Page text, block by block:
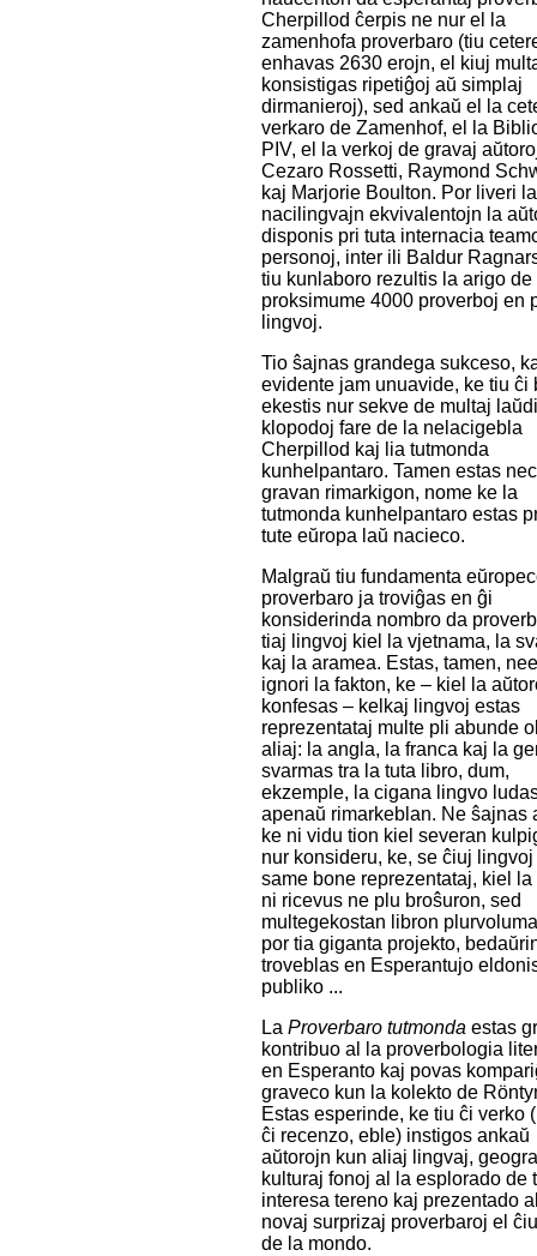
Cherpillod ĉerpis ne nur el la
zamenhofa proverbaro (tiu
enhavas 2630 erojn, el kiuj
konsistigas ripetiĝoj aŭ simplaj
dirmanieroj), sed ankaŭ el la
verkaro de Zamenhof, el la
PIV, el la verkoj de gravaj
Cezaro Rossetti, Raymond
kaj Marjorie Boulton. Por liveri la
nacilingvajn ekvivalentojn la
disponis pri tuta internacia
personoj, inter ili Baldur
tiu kunlaboro rezultis la arigo de
proksimume 4000 proverboj en
lingvoj.
Tio ŝajnas grandega sukceso,
evidente jam unuavide, ke tiu ĉi
ekestis nur sekve de multaj
klopodoj fare de la nelacigebla
Cherpillod kaj lia tutmonda
kunhelpantaro. Tamen estas
gravan rimarkigon, nome ke la
tutmonda kunhelpantaro estas
tute eŭropa laŭ nacieco.
Malgraŭ tiu fundamenta
proverbaro ja troviĝas en ĝi
konsiderinda nombro da
tiaj lingvoj kiel la vjetnama, la
kaj la aramea. Estas, tamen,
ignori la fakton, ke – kiel la
konfesas – kelkaj lingvoj estas
reprezentataj multe pli abunde
aliaj: la angla, la franca kaj la
svarmas tra la tuta libro, dum,
ekzemple, la cigana lingvo
apenaŭ rimarkeblan. Ne ŝajnas
ke ni vidu tion kiel severan
nur konsideru, ke, se ĉiuj
same bone reprezentataj, kiel la
ni ricevus ne plu broŝuron, sed
multegekostan libron
por tia giganta projekto,
troveblas en Esperantujo
publiko ...
LaProverbaro tutmonda estas
kontribuo al la proverbologia
en Esperanto kaj povas
graveco kun la kolekto de
Estas esperinde, ke tiu ĉi verko
ĉi recenzo, eble) instigos ankaŭ
aŭtorojn kun aliaj lingvaj,
kulturaj fonoj al la esplorado de
interesa tereno kaj prezentado
novaj surprizaj proverbaroj el
de la mondo.